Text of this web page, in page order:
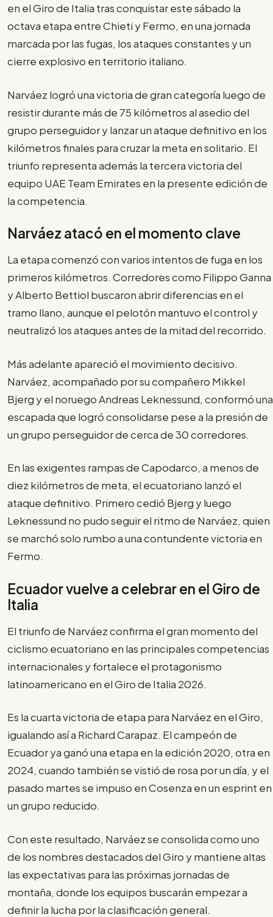
en el Giro de Italia tras conquistar este sábado la
octava etapa entre Chieti y Fermo, en una jornada
marcada por las fugas, los ataques constantes y un
cierre explosivo en territorio italiano.
Narváez logró una victoria de gran categoría luego de
resistir durante más de 75 kilómetros al asedio del
grupo perseguidor y lanzar un ataque definitivo en los
kilómetros finales para cruzar la meta en solitario. El
triunfo representa además la tercera victoria del
equipo UAE Team Emirates en la presente edición de
la competencia.
Narváez atacó en el momento clave
La etapa comenzó con varios intentos de fuga en los
primeros kilómetros. Corredores como Filippo Ganna
y Alberto Bettiol buscaron abrir diferencias en el
tramo llano, aunque el pelotón mantuvo el control y
neutralizó los ataques antes de la mitad del recorrido.
Más adelante apareció el movimiento decisivo.
Narváez, acompañado por su compañero Mikkel
Bjerg y el noruego Andreas Leknessund, conformó una
escapada que logró consolidarse pese a la presión de
un grupo perseguidor de cerca de 30 corredores.
En las exigentes rampas de Capodarco, a menos de
diez kilómetros de meta, el ecuatoriano lanzó el
ataque definitivo. Primero cedió Bjerg y luego
Leknessund no pudo seguir el ritmo de Narváez, quien
se marchó solo rumbo a una contundente victoria en
Fermo.
Ecuador vuelve a celebrar en el Giro de
Italia
El triunfo de Narváez confirma el gran momento del
ciclismo ecuatoriano en las principales competencias
internacionales y fortalece el protagonismo
latinoamericano en el Giro de Italia 2026.
Es la cuarta victoria de etapa para Narváez en el Giro,
igualando así a Richard Carapaz. El campeón de
Ecuador ya ganó una etapa en la edición 2020, otra en
2024, cuando también se vistió de rosa por un día, y el
pasado martes se impuso en Cosenza en un esprint en
un grupo reducido.
Con este resultado, Narváez se consolida como uno
de los nombres destacados del Giro y mantiene altas
las expectativas para las próximas jornadas de
montaña, donde los equipos buscarán empezar a
definir la lucha por la clasificación general.